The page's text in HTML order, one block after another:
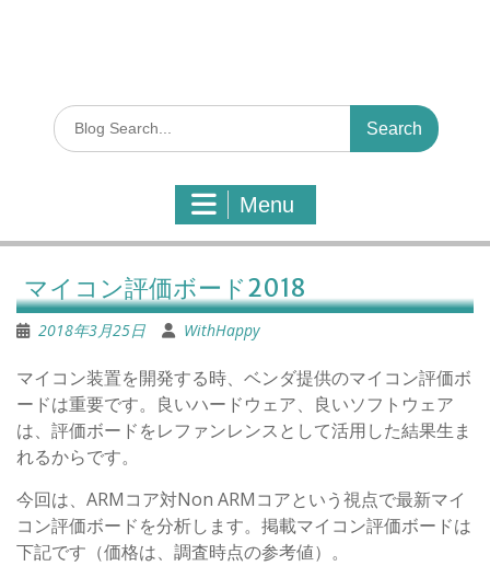
S
e
o
r
:
Menu
マイコン評価ボード2018
2018年3月25日 WithHappy
マイコン装置を開発する時、ベンダ提供のマイコン評価ボ
ードは重要です。良いハードウェア、良いソフトウェア
は、評価ボードをレファンレンスとして活用した結果生ま
れるからです。
今回は、ARMコア対Non ARMコアという視点で最新マイ
コン評価ボードを分析します。掲載マイコン評価ボードは
下記です（価格は、調査時点の参考値）。